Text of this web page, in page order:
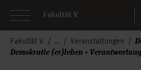
Fakultät V
Fakultät V Veranstaltungen
Demokratie (er)leben -